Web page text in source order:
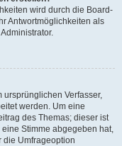
wird durch die Board-
Antwortmöglichkeiten als
Verfasser,
werden. Um eine
des Themas; dieser ist
Stimme abgegeben hat,
die Umfrageoption